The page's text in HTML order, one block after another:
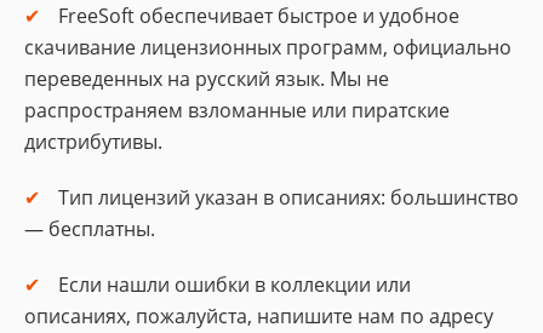
FreeSoft обеспечивает быстрое и удобное
скачивание лицензионных программ, официально
переведенных на русский язык. Мы не
распространяем взломанные или пиратские
дистрибутивы.
Тип лицензий указан в описаниях: большинство
— бесплатны.
Если нашли ошибки в коллекции или
описаниях, пожалуйста, напишите нам по адресу